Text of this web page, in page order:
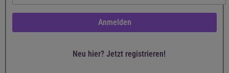
Anmelden
Neu hier? Jetzt registrieren!